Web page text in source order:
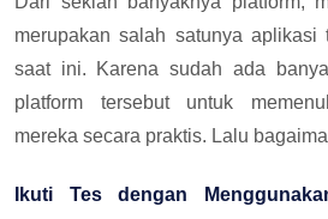
merupakan salah satunya aplikasi
saat ini. Karena sudah ada
platform tersebut untuk
mereka secara praktis. Lalu
Ikuti Tes dengan